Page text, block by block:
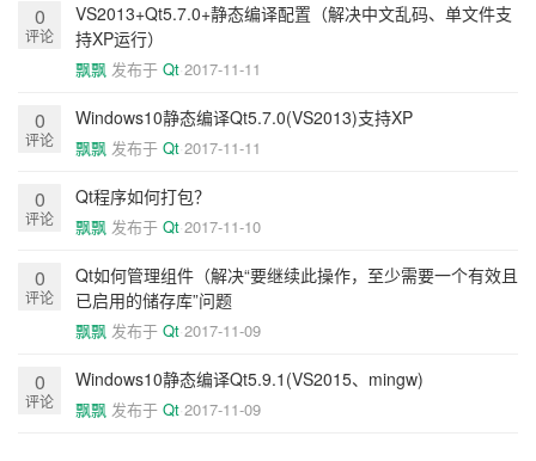
0
评论
VS2013+Qt5.7.0+静态编译配置（解决中文乱码、单文件支
持XP运行）
飘飘 发布于 Qt 2017-11-11
0
评论
Windows10静态编译Qt5.7.0(VS2013)支持XP
飘飘 发布于 Qt 2017-11-11
0
评论
Qt程序如何打包？
飘飘 发布于 Qt 2017-11-10
0
评论
Qt如何管理组件（解决“要继续此操作，至少需要一个有效且
已启用的储存库”问题
飘飘 发布于 Qt 2017-11-09
0
评论
Windows10静态编译Qt5.9.1(VS2015、mingw)
飘飘 发布于 Qt 2017-11-09